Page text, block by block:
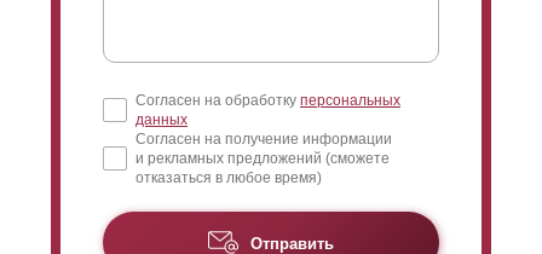
Согласен на обработку персональных
данных
Согласен на получение информации
и рекламных предложений (сможете
отказаться в любое время)
Отправить